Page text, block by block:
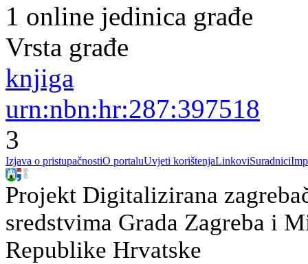
1 online jedinica građe
Vrsta građe
knjiga
urn:nbn:hr:287:397518
3
Izjava o pristupačnostiO portaluUvjeti korištenjaLinkoviSuradnici
Projekt Digitalizirana
sredstvima Grada Zagreba i
Republike Hrvatske